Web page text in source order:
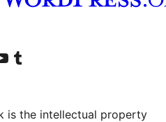
LinkedIn
de TikTok
el nostre canal al YouTube
Visiteu el nostre compte de Tumblr
is the intellectual property